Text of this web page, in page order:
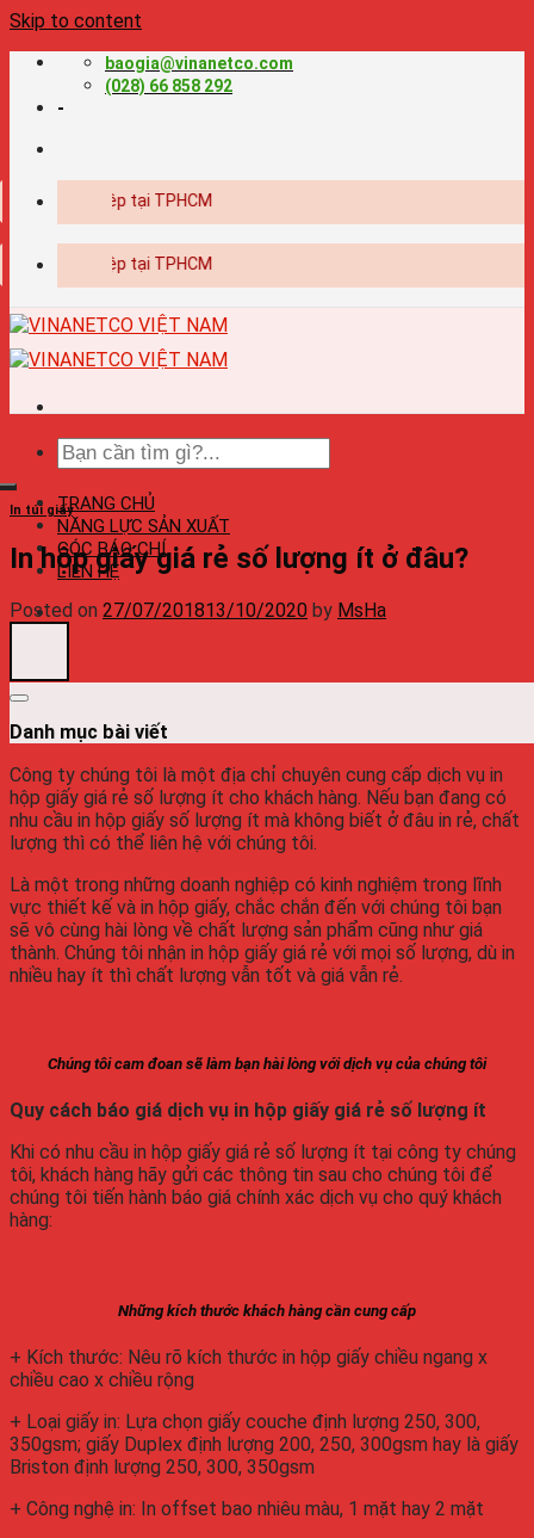
Skip to content
baogia@vinanetco.com
(028) 66 858 292
-
nghiệp tại TPHCM
nghiệp tại TPHCM
TRANG CHỦ
NĂNG LỰC SẢN XUẤT
GÓC BÁO CHÍ
LIÊN HỆ
In túi giấy
In hộp giấy giá rẻ số lượng ít ở đâu?
Posted on 27/07/201813/10/2020 by MsHa
Danh mục bài viết
Công ty chúng tôi là một địa chỉ chuyên cung cấp dịch vụ in
hộp giấy giá rẻ số lượng ít cho khách hàng. Nếu bạn đang có
nhu cầu in hộp giấy số lượng ít mà không biết ở đâu in rẻ, chất
lượng thì có thể liên hệ với chúng tôi.
Là một trong những doanh nghiệp có kinh nghiệm trong lĩnh
vực thiết kế và in hộp giấy, chắc chắn đến với chúng tôi bạn
sẽ vô cùng hài lòng về chất lượng sản phẩm cũng như giá
thành. Chúng tôi nhận in hộp giấy giá rẻ với mọi số lượng, dù in
nhiều hay ít thì chất lượng vẫn tốt và giá vẫn rẻ.
Chúng tôi cam đoan sẽ làm bạn hài lòng với dịch vụ của chúng tôi
Quy cách báo giá dịch vụ in hộp giấy giá rẻ số lượng ít
Khi có nhu cầu in hộp giấy giá rẻ số lượng ít tại công ty chúng
tôi, khách hàng hãy gửi các thông tin sau cho chúng tôi để
chúng tôi tiến hành báo giá chính xác dịch vụ cho quý khách
hàng:
Những kích thước khách hàng cần cung cấp
+ Kích thước: Nêu rõ kích thước in hộp giấy chiều ngang x
chiều cao x chiều rộng
+ Loại giấy in: Lựa chọn giấy couche định lượng 250, 300,
350gsm; giấy Duplex định lượng 200, 250, 300gsm hay là giấy
Briston định lượng 250, 300, 350gsm
+ Công nghệ in: In offset bao nhiêu màu, 1 mặt hay 2 mặt